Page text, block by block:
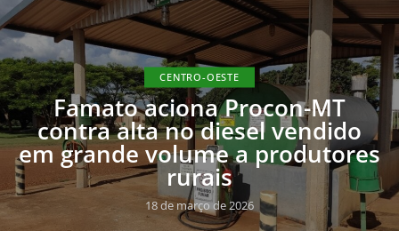
CENTRO-OESTE
Famato aciona Procon-MT
contra alta no diesel vendido
em grande volume a produtores
rurais
18 de março de 2026